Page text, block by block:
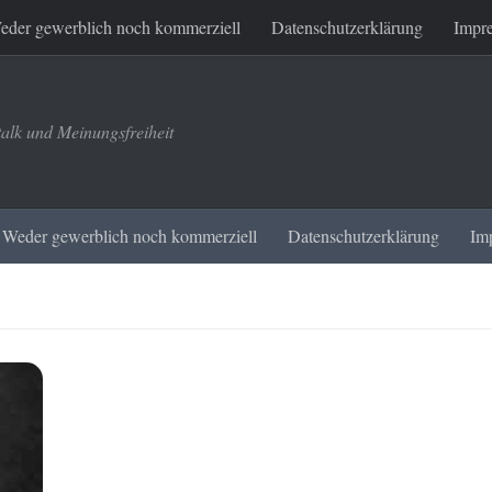
gewerblich noch kommerziell Datenschutzerklärung
und Meinungsfreiheit
Weder gewerblich noch kommerziell Datenschutzerklärung